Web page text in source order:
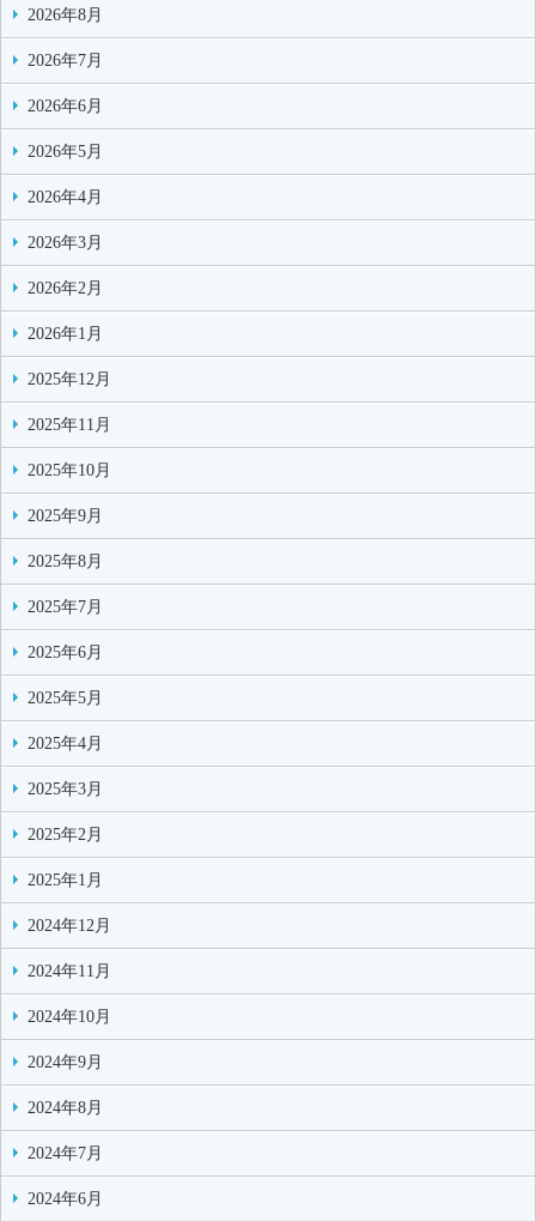
2026年8月
2026年7月
2026年6月
2026年5月
2026年4月
2026年3月
2026年2月
2026年1月
2025年12月
2025年11月
2025年10月
2025年9月
2025年8月
2025年7月
2025年6月
2025年5月
2025年4月
2025年3月
2025年2月
2025年1月
2024年12月
2024年11月
2024年10月
2024年9月
2024年8月
2024年7月
2024年6月